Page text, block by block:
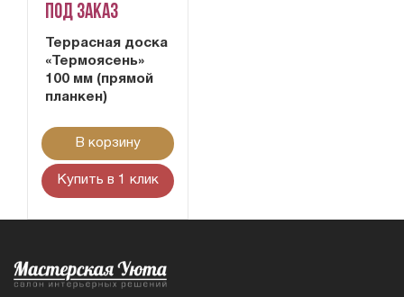
Под заказ
Террасная доска
«Термоясень»
100 мм (прямой
планкен)
В корзину
Купить в 1 клик